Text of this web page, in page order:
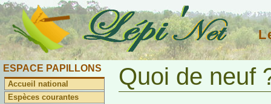
ESPACE PAPILLONS
Accueil national
Espèces courantes
Quoi de neuf